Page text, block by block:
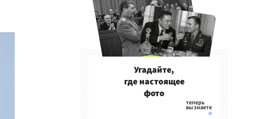
Угадайте,
где настоящее
фото